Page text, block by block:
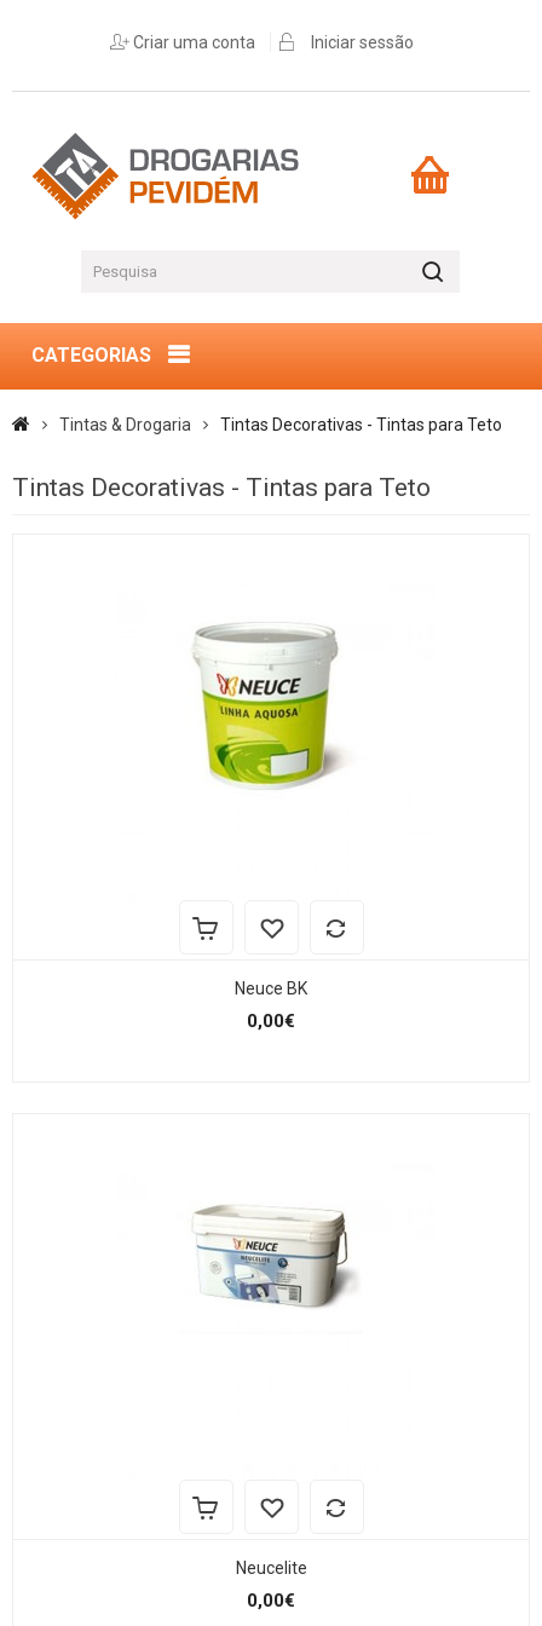
Criar uma conta Iniciar sessão
CATEGORIAS
Tintas & Drogaria Tintas Decorativas - Tintas para Teto
Tintas Decorativas - Tintas para Teto
Neuce BK
0,00€
Neucelite
0,00€